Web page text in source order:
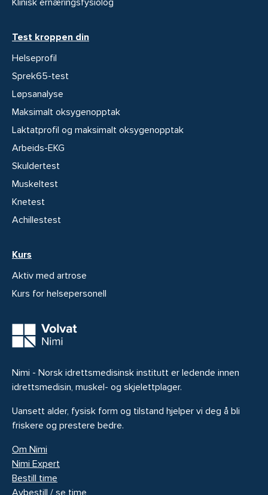
Nimi - Norsk idrettsmedisinsk institutt er ledende innen
idrettsmedisin, muskel- og skjelettplager.
Uansett alder, fysisk form og tilstand hjelper vi deg å bli
friskere og prestere bedre.
Om Nimi
Nimi Expert
Bestill time
Klinisk ernæringsfysiolog
Test kroppen din
Helseprofil
Sprek65-test
Løpsanalyse
Maksimalt oksygenopptak
Laktatprofil og maksimalt oksygenopptak
Arbeids-EKG
Skuldertest
Muskeltest
Knetest
Achillestest
Kurs
Aktiv med artrose
Kurs for helsepersonell